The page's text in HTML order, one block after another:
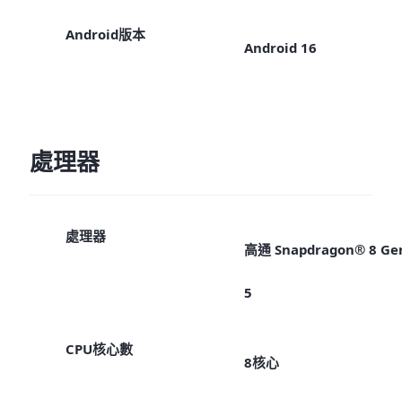
Android版本
Android 16
處理器
處理器
高通 Snapdragon® 8
5
CPU核心數
8核心